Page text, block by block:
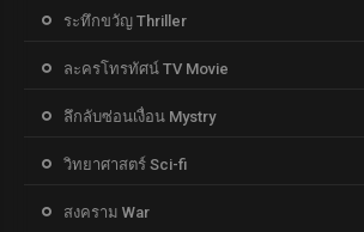
ระทึกขวัญ Thriller
ละครโทรทัศน์ TV Movie
ลึกลับซ่อนเงื่อน Mystry
วิทยาศาสตร์ Sci-fi
สงคราม War